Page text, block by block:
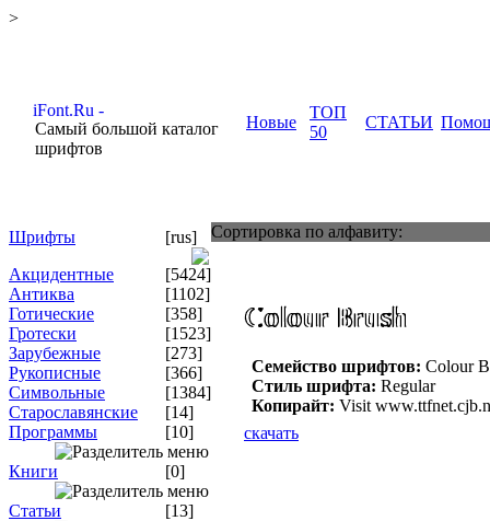
>
Самый большой каталог
шрифтов
Новые
ТОП
50
СТАТЬИ
Шрифты
[rus]
Акцидентные
[5424]
Антиква
[1102]
Готические
[358]
Гротески
[1523]
Зарубежные
[273]
Рукописные
[366]
Символьные
[1384]
Старославянские
[14]
Программы
[10]
Книги [0]
Статьи [13]
Сортировка по алфавиту:
Семейство шрифтов: Colour
Стиль шрифта: Regular
Копирайт: Visit
скачать